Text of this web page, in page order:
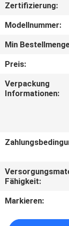
FABRIK-
AUSFLUG
TRETEN
UNS
Zertifizierung:
Modellnummer:
Min
Preis:
Verpackung
Informationen:
Fähigkeit:
Markieren: